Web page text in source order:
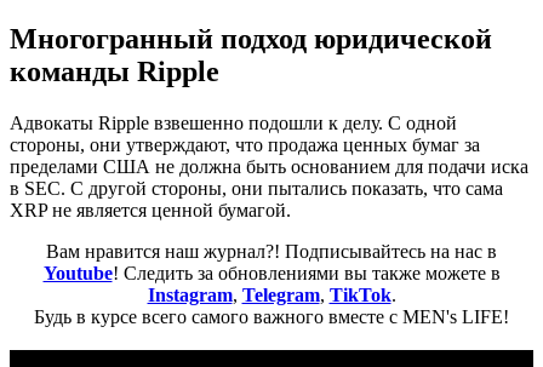
Многогранный подход юридической
команды Ripple
Адвокаты Ripple взвешенно подошли к делу. С одной
стороны, они утверждают, что продажа ценных бумаг за
пределами США не должна быть основанием для подачи иска
в SEC. С другой стороны, они пытались показать, что сама
XRP не является ценной бумагой.
Вам нравится наш журнал?! Подписывайтесь на нас в
Youtube! Следить за обновлениями вы также можете в
Instagram, Telegram, TikTok.
Будь в курсе всего самого важного вместе с MEN's LIFE!